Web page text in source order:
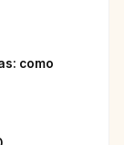
como